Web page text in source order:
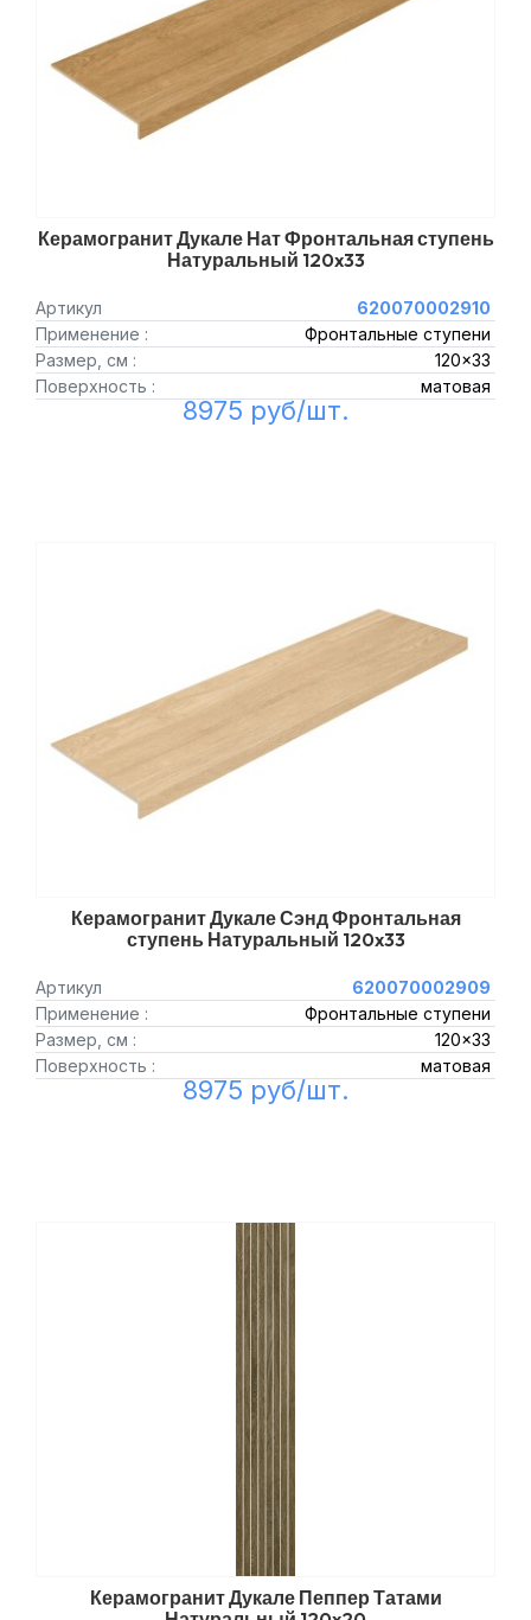
Керамогранит Дукале Нат Фронтальная ступень
Натуральный 120x33
Артикул
620070002910
Применение :
Фронтальные ступени
Размер, см :
120x33
Поверхность :
матовая
8975 руб/шт.
Керамогранит Дукале Сэнд Фронтальная
ступень Натуральный 120x33
Артикул
620070002909
Применение :
Фронтальные ступени
Размер, см :
120x33
Поверхность :
матовая
8975 руб/шт.
Керамогранит Дукале Пеппер Татами